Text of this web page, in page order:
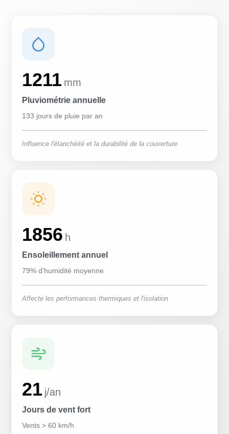
1211 mm
Pluviométrie annuelle
133 jours de pluie par an
Influence l'étanchéité et la durabilité de la couverture
1856 h
Ensoleillement annuel
79% d'humidité moyenne
Affecte les performances thermiques et l'isolation
21 j/an
Jours de vent fort
Vents > 60 km/h